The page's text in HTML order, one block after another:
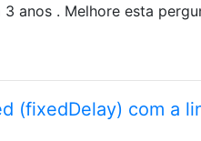
anos . Melhore esta
(fixedDelay) com a